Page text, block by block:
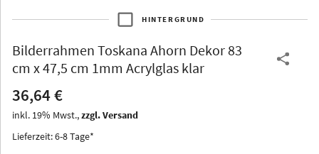
Iowa
HINTERGRUND
Bilderrahmen Toskana Ahorn Dekor 83
cm x 47,5 cm 1mm Acrylglas klar
36,64 €
inkl. 19% Mwst.,zzgl. Versand
Lieferzeit: 6-8 Tage*